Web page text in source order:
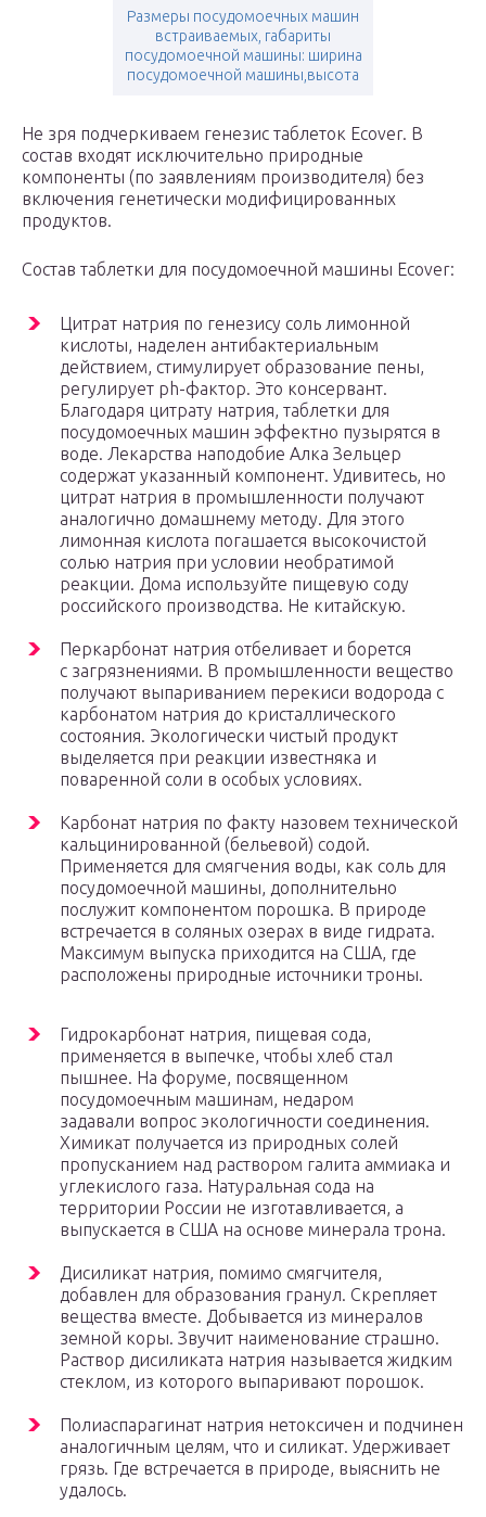
Размеры посудомоечных машин
встраиваемых, габариты
посудомоечной машины: ширина
посудомоечной машины,высота
Не зря подчеркиваем генезис таблеток Ecover. В
состав входят исключительно природные
компоненты (по заявлениям производителя) без
включения генетически модифицированных
продуктов.
Состав таблетки для посудомоечной машины Ecover:
Цитрат натрия по генезису соль лимонной
кислоты, наделен антибактериальным
действием, стимулирует образование пены,
регулирует ph-фактор. Это консервант.
Благодаря цитрату натрия, таблетки для
посудомоечных машин эффектно пузырятся в
воде. Лекарства наподобие Алка Зельцер
содержат указанный компонент. Удивитесь, но
цитрат натрия в промышленности получают
аналогично домашнему методу. Для этого
лимонная кислота погашается высокочистой
солью натрия при условии необратимой
реакции. Дома используйте пищевую соду
российского производства. Не китайскую.
Перкарбонат натрия отбеливает и борется
с загрязнениями. В промышленности вещество
получают выпариванием перекиси водорода с
карбонатом натрия до кристаллического
состояния. Экологически чистый продукт
выделяется при реакции известняка и
поваренной соли в особых условиях.
Карбонат натрия по факту назовем технической
кальцинированной (бельевой) содой.
Применяется для смягчения воды, как соль для
посудомоечной машины, дополнительно
послужит компонентом порошка. В природе
встречается в соляных озерах в виде гидрата.
Максимум выпуска приходится на США, где
расположены природные источники троны.
Гидрокарбонат натрия, пищевая сода,
применяется в выпечке, чтобы хлеб стал
пышнее. На форуме, посвященном
посудомоечным машинам, недаром
задавали вопрос экологичности соединения.
Химикат получается из природных солей
пропусканием над раствором галита аммиака и
углекислого газа. Натуральная сода на
территории России не изготавливается, а
выпускается в США на основе минерала трона.
Дисиликат натрия, помимо смягчителя,
добавлен для образования гранул. Скрепляет
вещества вместе. Добывается из минералов
земной коры. Звучит наименование страшно.
Раствор дисиликата натрия называется жидким
стеклом, из которого выпаривают порошок.
Полиаспарагинат натрия нетоксичен и подчинен
аналогичным целям, что и силикат. Удерживает
грязь. Где встречается в природе, выяснить не
удалось.